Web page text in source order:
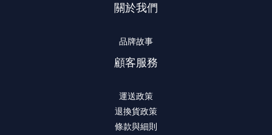
關於我們
品牌故事
顧客服務
運送政策
退換貨政策
條款與細則